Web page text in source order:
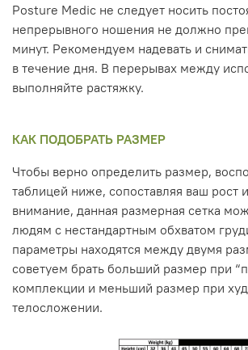
Posture Medic не следует носить
непрерывного ношения не должно
минут. Рекомендуем надевать и
в течение дня. В перерывах между
выполняйте растяжку.
КАК ПОДОБРАТЬ РАЗМЕР
Чтобы верно определить размер,
таблицей ниже, сопоставляя ваш рост
внимание, данная размерная сетка
людям с нестандартным обхватом
параметры находятся между двумя
советуем брать больший размер при
комплекции и меньший размер при
телосложении.